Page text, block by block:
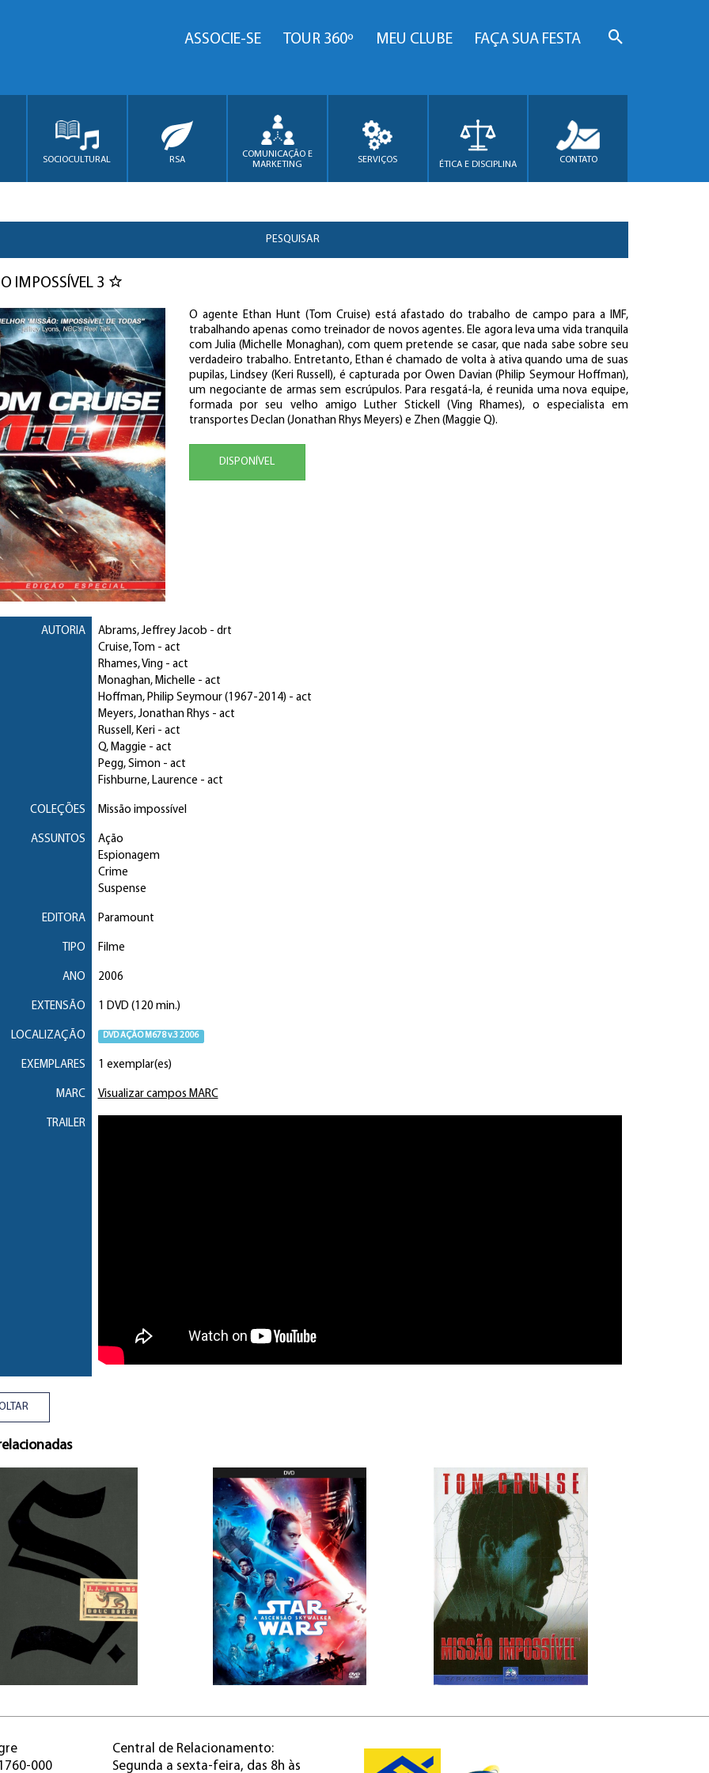
ASSOCIE-SE TOUR 360º MEU CLUBE FAÇA SUA FESTA
SOCIOCULTURAL RSA
COMUNICAÇÃO E
MARKETING
SERVIÇOS ÉTICA E DISCIPLINA CONTATO
PESQUISAR
IMPOSSÍVEL 3
O agente Ethan Hunt (Tom Cruise) está afastado do trabalho de campo para a IMF,
trabalhando apenas como treinador de novos agentes. Ele agora leva uma vida tranquila
com Julia (Michelle Monaghan), com quem pretende se casar, que nada sabe sobre seu
verdadeiro trabalho. Entretanto, Ethan é chamado de volta à ativa quando uma de suas
pupilas, Lindsey (Keri Russell), é capturada por Owen Davian (Philip Seymour Hoffman),
um negociante de armas sem escrúpulos. Para resgatá-la, é reunida uma nova equipe,
formada por seu velho amigo Luther Stickell (Ving Rhames), o especialista em
transportes Declan (Jonathan Rhys Meyers) e Zhen (Maggie Q).
DISPONÍVEL
AUTORIA Abrams, Jeffrey Jacob - drt
Cruise, Tom - act
Rhames, Ving- act
Monaghan, Michelle - act
Hoffman, Philip Seymour(1967-2014) - act
Meyers, Jonathan Rhys - act
Russell, Keri - act
Q, Maggie - act
Pegg, Simon - act
Fishburne, Laurence - act
COLEÇÕES Missão impossível
ASSUNTOS
Ação
Espionagem
Crime
Suspense
EDITORA Paramount
TIPO Filme
ANO 2006
EXTENSÃO 1 DVD (120 min.)
LOCALIZAÇÃO DVD AÇÃO M678 v.3 2006
EXEMPLARES 1 exemplar(es)
MARC Visualizar campos MARC
TRAILER
000
Central de Relacionamento:
Segunda a sexta-feira, das 8h às